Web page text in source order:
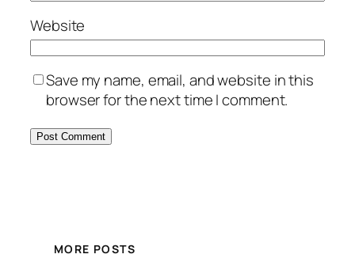
Website
Save my name, email, and website in this
browser for the next time I comment.
MORE POSTS